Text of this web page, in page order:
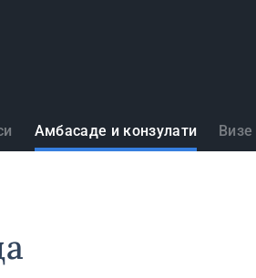
Амбасаде и конзулати